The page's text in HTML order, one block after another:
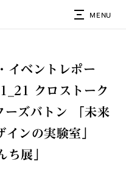
MENU
イベントレポー
クロストーク
ズバトン 「未来
ンの実験室」
ち展」